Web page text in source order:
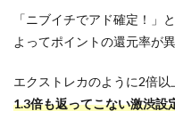
「ニブイチでアド確定！」
よってポイントの還元率が異
エクストレカのように2倍以
1.3倍も返ってこない激渋設